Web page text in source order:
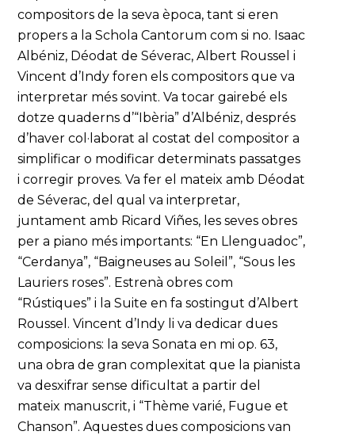
compositors de la seva època, tant si eren
propers a la Schola Cantorum com si no. Isaac
Albéniz, Déodat de Séverac, Albert Roussel i
Vincent d’Indy foren els compositors que va
interpretar més sovint. Va tocar gairebé els
dotze quaderns d’“Ibèria” d’Albéniz, després
d’haver col·laborat al costat del compositor a
simplificar o modificar determinats passatges
i corregir proves. Va fer el mateix amb Déodat
de Séverac, del qual va interpretar,
juntament amb Ricard Viñes, les seves obres
per a piano més importants: “En Llenguadoc”,
“Cerdanya”, “Baigneuses au Soleil”, “Sous les
Lauriers roses”. Estrenà obres com
“Rústiques” i la Suite en fa sostingut d’Albert
Roussel. Vincent d’Indy li va dedicar dues
composicions: la seva Sonata en mi op. 63,
una obra de gran complexitat que la pianista
va desxifrar sense dificultat a partir del
mateix manuscrit, i “Thème varié, Fugue et
Chanson”. Aquestes dues composicions van